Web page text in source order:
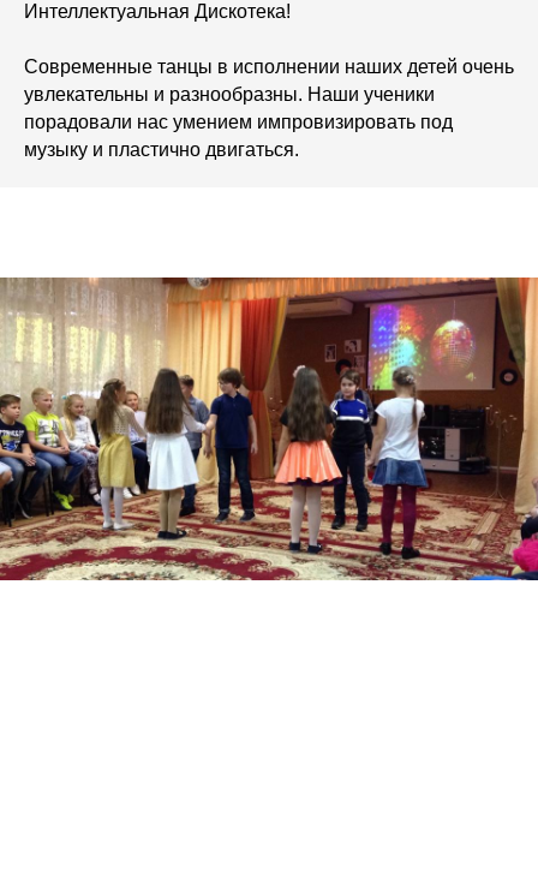
Интеллектуальная Дискотека!
Современные танцы в исполнении наших детей очень
увлекательны и разнообразны. Наши ученики
порадовали нас умением импровизировать под
музыку и пластично двигаться.